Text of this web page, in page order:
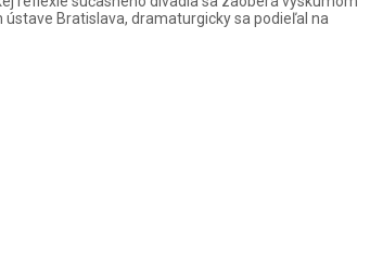
Bratislava, dramaturgicky sa podieľal na